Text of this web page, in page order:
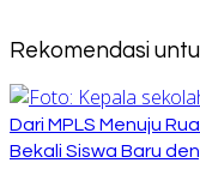
Rekomendasi
Dari MPLS Menuju
Bekali Siswa Baru